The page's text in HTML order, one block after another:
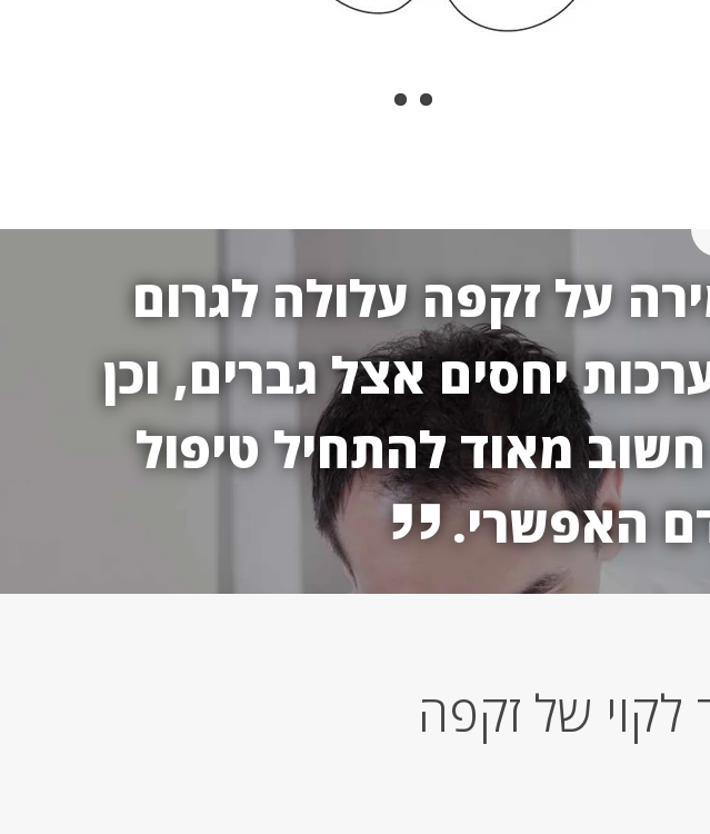
על זקפה עלולה לגרום
יחסים אצל גברים, וכן
מאוד להתחיל טיפול
האפשרי.
של זקפה